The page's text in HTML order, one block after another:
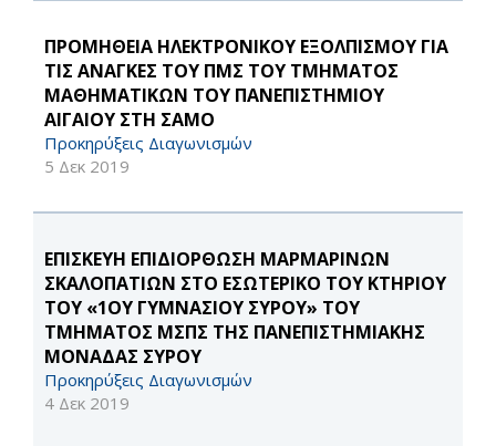
ΠΡΟΜΗΘΕΙΑ ΗΛΕΚΤΡΟΝΙΚΟΥ ΕΞΟΛΠΙΣΜΟΥ ΓΙΑ
ΤΙΣ ΑΝΑΓΚΕΣ ΤΟΥ ΠΜΣ ΤΟΥ ΤΜΗΜΑΤΟΣ
ΜΑΘΗΜΑΤΙΚΩΝ ΤΟΥ ΠΑΝΕΠΙΣΤΗΜΙΟΥ
ΑΙΓΑΙΟΥ ΣΤΗ ΣΑΜΟ
Προκηρύξεις Διαγωνισμών
5 Δεκ 2019
ΕΠΙΣΚΕΥΗ ΕΠΙΔΙΟΡΘΩΣΗ ΜΑΡΜΑΡΙΝΩΝ
ΣΚΑΛΟΠΑΤΙΩΝ ΣΤΟ ΕΣΩΤΕΡΙΚΟ ΤΟΥ ΚΤΗΡΙΟΥ
ΤΟΥ «1ΟΥ ΓΥΜΝΑΣΙΟΥ ΣΥΡΟΥ» ΤΟΥ
ΤΜΗΜΑΤΟΣ ΜΣΠΣ ΤΗΣ ΠΑΝΕΠΙΣΤΗΜΙΑΚΗΣ
ΜΟΝΑΔΑΣ ΣΥΡΟΥ
Προκηρύξεις Διαγωνισμών
4 Δεκ 2019